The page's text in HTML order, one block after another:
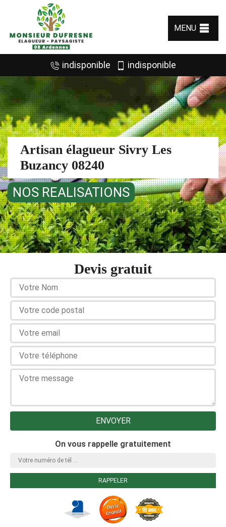
MENU
indisponible indisponible
Artisan élagueur Sivry Les
Buzancy 08240
NOS REALISATIONS
Devis gratuit
On vous rappelle gratuitement